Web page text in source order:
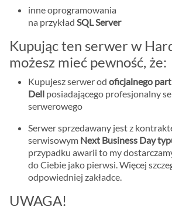
inne oprogramowania
na przykład SQL Server
Kupując ten serwer w
możesz mieć pewność, że:
Kupujesz serwer od oficjalnego
Dell posiadającego profesjonalny
serwerowego
Serwer sprzedawany jest z
serwisowym Next Business Day
przypadku awarii to my
do Ciebie jako pierwsi. Więcej
odpowiedniej zakładce.
UWAGA!